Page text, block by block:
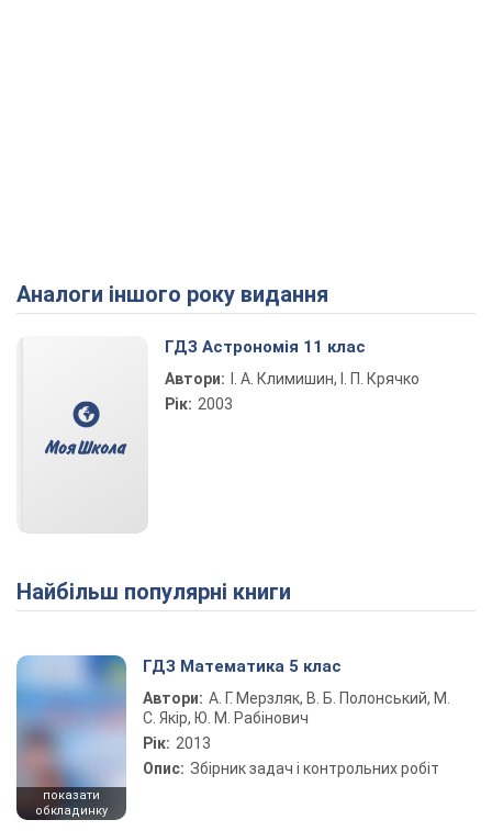
Аналоги іншого року видання
ГДЗ Астрономія 11 клас
Автори:
І. А. Климишин, І. П. Крячко
Рік: 2003
Найбільш популярні книги
показати
обкладинку
ГДЗ Математика 5 клас
Автори: А. Г. Мерзляк, В. Б. Полонський, М.
С. Якір, Ю. М. Рабінович
Рік: 2013
Опис: Збірник задач і контрольних робіт